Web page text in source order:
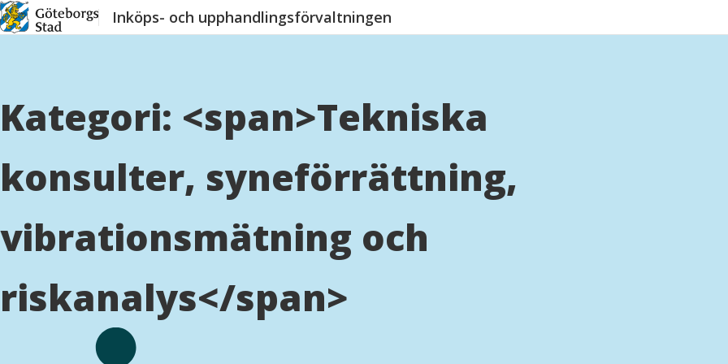
Hoppa
till
Inköps- och upphandlingsförvaltningen
Kategori: <span>Tekniska
konsulter, syneförrättning,
vibrationsmätning och
riskanalys</span>